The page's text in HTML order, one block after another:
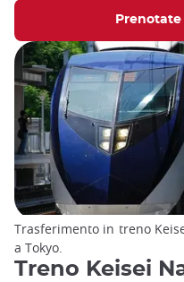
Treno Keisei
Trasferimento in treno
a Tokyo.